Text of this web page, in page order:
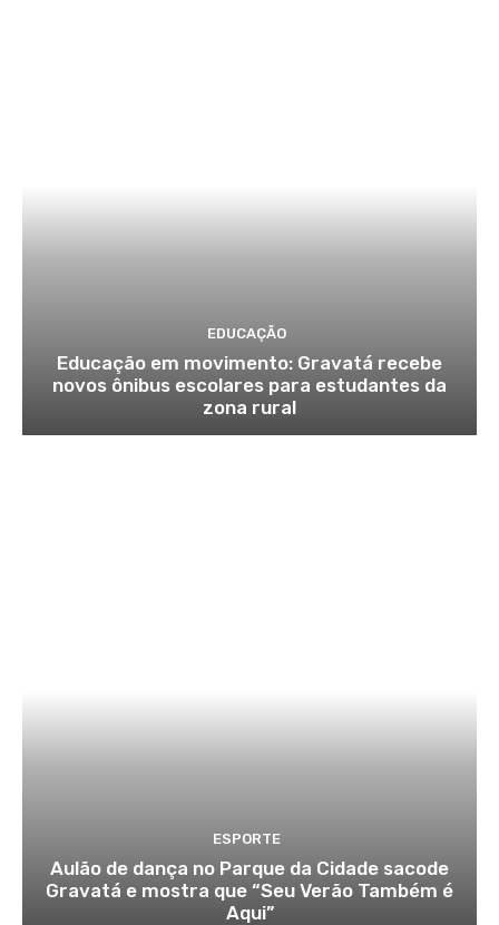
EDUCAÇÃO
Educação em movimento: Gravatá recebe
novos ônibus escolares para estudantes da
zona rural
ESPORTE
Aulão de dança no Parque da Cidade sacode
Gravatá e mostra que “Seu Verão Também é
Aqui”